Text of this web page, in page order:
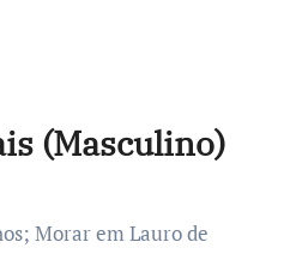
(Masculino)
Morar em Lauro de